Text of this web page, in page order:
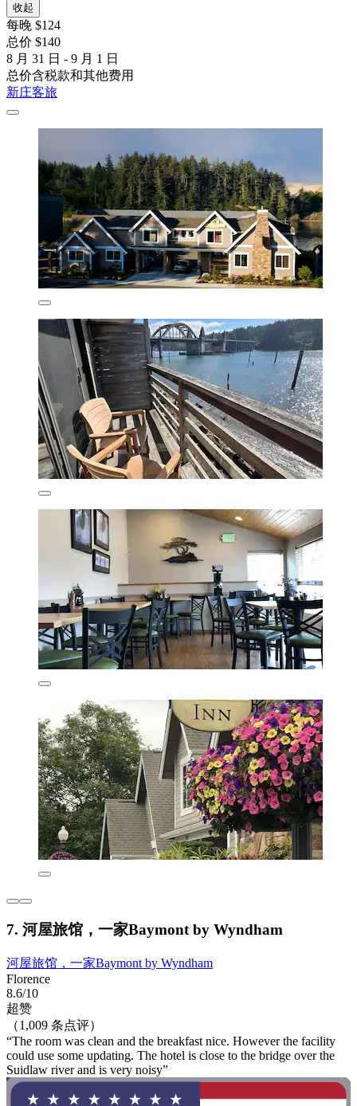
收起
每晚 $124
总价 $140
8 月 31 日 - 9 月 1 日
总价含税款和其他费用
新庄客旅
7. 河屋旅馆，一家Baymont by Wyndham
河屋旅馆，一家Baymont by Wyndham
Florence
8.6/10
超赞
（1,009 条点评）
“The room was clean and the breakfast nice. However the facility
could use some updating. The hotel is close to the bridge over the
Suidlaw river and is very noisy”